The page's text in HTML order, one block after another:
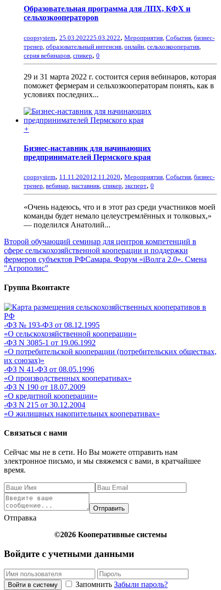
Образовательная программа для ЛПХ, КФХ и
сельхозкооператоров
coopsystem, 25.03.202225.03.2022, Мероприятия События бизнес-
тренер образовательный интенсив онлайн сельхозкооператив
серия вебинаров спикер, 0
29 и 31 марта 2022 г. состоится серия вебинаров, которая
поможет фермерам и сельхозкооператорам понять, как в
условиях последних...
+
Бизнес-наставник для начинающих
предпринимателей Пермского края
coopsystem, 11.11.202012.11.2020, Мероприятия, События, бизнес-
тренер, вебинар, наставник, спикер, эксперт, 0
«Очень надеюсь, что и в этот раз среди участников моей
команды будет немало целеустремлённых и толковых,»
— поделился Анатолий...
Второй обучающий семинар для центров компетенций в
сфере сельскохозяйственной кооперации и поддержки
фермеров субъектов РФСамара. Форум «iВолга 2.0». Смена
"Агрополис"
Группа Вконтакте
-ФЗ № 193-ФЗ от 08.12.1995
«О сельскохозяйственной кооперации»
-ФЗ N 3085-1 от 19.06.1992
«О потребительской кооперации (потребительских обществах,
их союзах)»
-ФЗ N 41-ФЗ от 08.05.1996
«О производственных кооперативах»
-ФЗ N 190 от 18.07.2009
«О кредитной кооперации»
-ФЗ N 215 от 30.12.2004
«О жилищных накопительных кооперативах»
Связаться с нами
Сейчас мы не в сети. Но Вы можете отправить нам
электронное письмо, и мы свяжемся с вами, в кратчайшее
время.
Отправить
Отправка
©2026 Кооперативные системы
Войдите с учетными данными
Войти в систему Запомнить Забыли пароль?